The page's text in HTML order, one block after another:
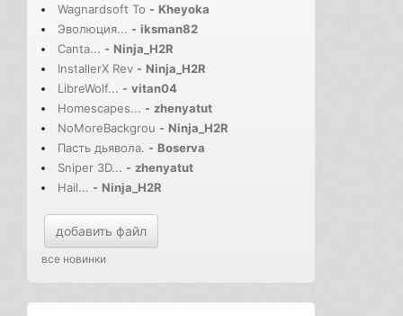
Wagnardsoft To - Kheyoka
Эволюция... - iksman82
Canta... - Ninja_H2R
InstallerX Rev - Ninja_H2R
LibreWolf... - vitan04
Homescapes... - zhenyatut
NoMoreBackgrou - Ninja_H2R
Пасть дьявола. - Boserva
Sniper 3D... - zhenyatut
Hail... - Ninja_H2R
добавить файл
все новинки